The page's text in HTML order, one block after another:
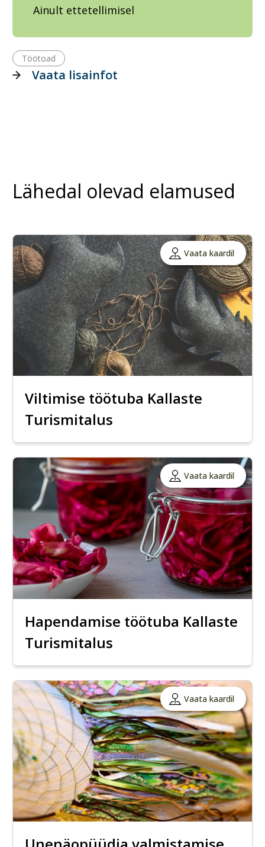
Ainult ettetellimisel
Töötoad
Vaata lisainfot
Lähedal olevad elamused
Vaata kaardil
Viltimise töötuba Kallaste
Turismitalus
Vaata kaardil
Hapendamise töötuba Kallaste
Turismitalus
Vaata kaardil